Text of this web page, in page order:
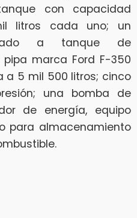
con capacidad
litros cada uno; un
a tanque de
marca Ford F-350
5 mil 500 litros; cinco
una bomba de
de energía, equipo
para almacenamiento